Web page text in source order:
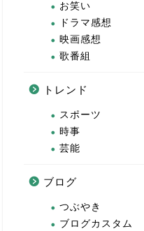
お笑い
ドラマ感想
映画感想
歌番組
トレンド
スポーツ
時事
芸能
ブログ
つぶやき
ブログカスタム